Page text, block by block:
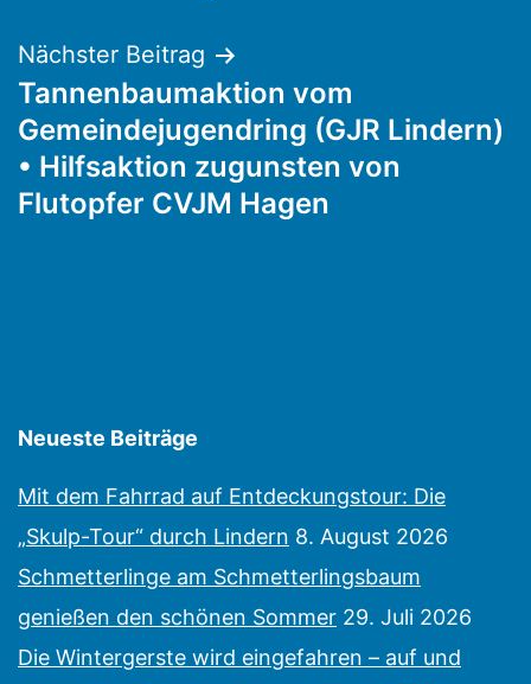
Nächster Beitrag
Tannenbaumaktion vom
Gemeindejugendring (GJR Lindern)
• Hilfsaktion zugunsten von
Flutopfer CVJM Hagen
Neueste Beiträge
Mit dem Fahrrad auf Entdeckungstour: Die
„Skulp-Tour“ durch Lindern 8. August 2026
Schmetterlinge am Schmetterlingsbaum
genießen den schönen Sommer 29. Juli 2026
Die Wintergerste wird eingefahren – auf und